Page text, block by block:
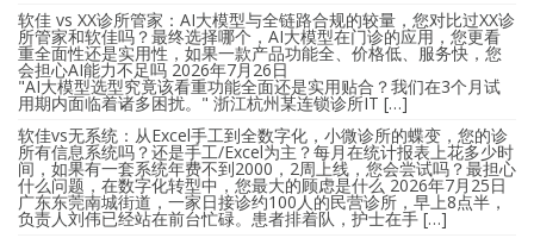
软佳 vs XX诊所管家：AI大模型与全链路合规的较量，您对比过XX诊
所管家和软佳吗？最终选择哪个，AI大模型在门诊的应用，您更看
重全面性还是实用性，如果一款产品功能全、价格低、服务快，您
会担心AI能力不足吗 2026年7月26日
"AI大模型选型究竟该看重功能全面还是实用贴合？我们在3个月试
用期内面临着诸多困扰。" 浙江杭州某连锁诊所IT […]
软佳vs无系统：从Excel手工到全数字化，小微诊所的蝶变，您的诊
所有信息系统吗？还是手工/Excel为主？每月在统计报表上花多少时
间，如果有一套系统年费不到2000，2周上线，您会尝试吗？最担心
什么问题，在数字化转型中，您最大的顾虑是什么 2026年7月25日
广东东莞南城街道，一家日接诊约100人的民营诊所，早上8点半，
负责人刘伟已经站在前台忙碌。患者排着队，护士在手 […]